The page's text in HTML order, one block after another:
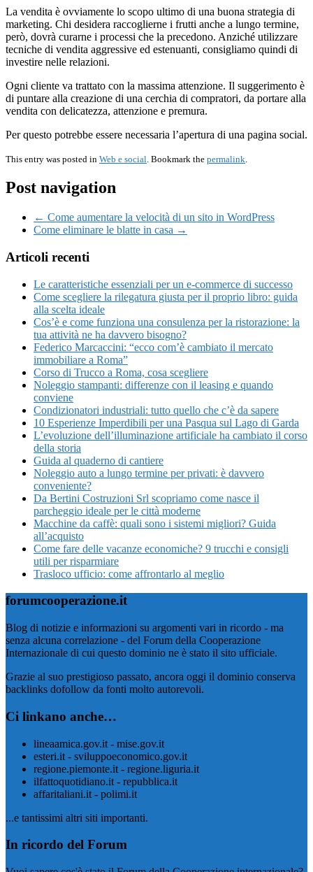
La vendita è ovviamente lo scopo ultimo di una buona strategia di
marketing. Chi desidera raccoglierne i frutti anche a lungo termine,
però, dovrà curarne i processi che la precedono. Anziché utilizzare
tecniche di vendita aggressive ed estenuanti, consigliamo quindi di
investire nelle relazioni.
Ogni cliente va trattato con la massima attenzione. Il suggerimento è
di puntare alla creazione di una cerchia di compratori, da portare alla
vendita con delicatezza, attenzione e premura.
Per questo potrebbe essere necessaria l’apertura di una pagina social.
This entry was posted in Web e social . Bookmark the permalink
Post navigation
← Come aumentare la velocità di un sito in WordPress
Come eliminare le blatte in casa →
Articoli recenti
Le caratteristiche essenziali per un e-commerce di successo
Come scegliere la rilegatura giusta per il proprio libro: guida
alla scelta ideale
Cos’è e come funziona una consulenza per la ristorazione: la
tua attività ne ha davvero bisogno?
Federico Marcaccini: “ecco com’è cambiato il mercato
immobiliare a Roma”
Corso di Trucco a Roma, cosa scegliere
Noleggio stampanti: differenze con il leasing e quando
conviene
Condizionatori industriali: tutto quello che c’è da sapere
10 Esperienze Imperdibili per una Pasqua sul Lago di Garda
L’evoluzione dell’illuminazione artificiale ha cambiato il corso
della storia
Guida al quaderno di cantiere
Noleggio auto a lungo termine per privati: è davvero
conveniente?
Da Bertini Costruzioni Srl scopriamo come nasce il
parcheggio ideale per le città moderne
Macchine da caffè: quali sono i sistemi migliori? Guida
all’acquisto
Come fare delle vacanze economiche? 9 trucchi e consigli
utili per risparmiare
Trasloco ufficio: come affrontarlo al meglio
forumcooperazione.it
Blog di notizie e informazioni su argomenti vari in ricordo - ma
senza alcuna correlazione - del Forum della Cooperazione
Internazionale di cui questo dominio ne è stato il sito ufficiale.
Grazie al suo prestigioso passato, ancora oggi il dominio conserva
backlinks dofollow da fonti molto autorevoli.
Ci linkano anche…
lineaamica.gov.it - mise.gov.it
esteri.it - sviluppoeconomico.gov.it
regione.piemonte.it - regione.liguria.it
ilfattoquotidiano.it - repubblica.it
affaritaliani.it - polimi.it
...e tantissimi altri siti importanti.
In ricordo del Forum